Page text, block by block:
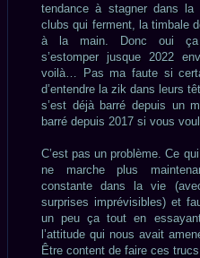
tendance à stagner dans la
clubs qui ferment, la timbale
à la main. Donc oui ça
s’estomper jusque 2022
voilà… Pas ma faute si
d’entendre la zik dans leurs
s’est déjà barré depuis un
barré depuis 2017 si vous
C’est pas un problème. Ce
ne marche plus
constante dans la vie
surprises imprévisibles) et
un peu ça tout en
l’attitude qui nous avait
Être content de faire ces trucs.